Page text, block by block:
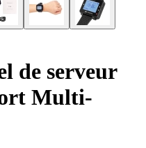
de serveur
Multi-